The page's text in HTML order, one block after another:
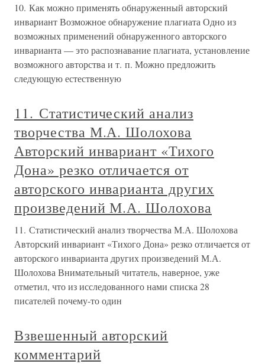
10. Как можно применять обнаруженный авторский
инвариант Возможное обнаружение плагиата Одно из
возможных применений обнаруженного авторского
инварианта — это распознавание плагиата, установление
возможного авторства и т. п. Можно предложить
следующую естественную
11. Статистический анализ
творчества М.А. Шолохова
Авторский инвариант «Тихого
Дона» резко отличается от
авторского инварианта других
произведений М.А. Шолохова
11. Статистический анализ творчества М.А. Шолохова
Авторский инвариант «Тихого Дона» резко отличается от
авторского инварианта других произведений М.А.
Шолохова Внимательный читатель, наверное, уже
отметил, что из исследованного нами списка 28
писателей почему-то один
Взвешенный авторский
комментарий